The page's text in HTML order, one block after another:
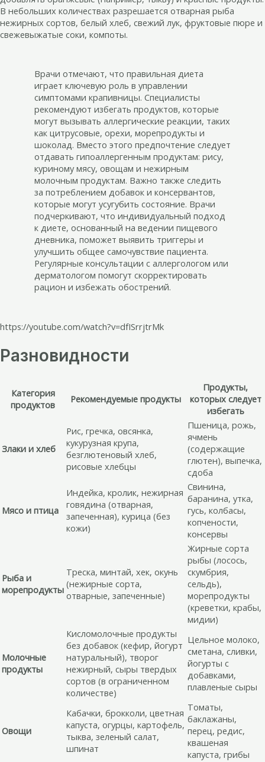
В небольших количествах разрешается отварная рыба
нежирных сортов, белый хлеб, свежий лук, фруктовые пюре и
свежевыжатые соки, компоты.
Врачи отмечают, что правильная диета
играет ключевую роль в управлении
симптомами крапивницы. Специалисты
рекомендуют избегать продуктов, которые
могут вызывать аллергические реакции, таких
как цитрусовые, орехи, морепродукты и
шоколад. Вместо этого предпочтение следует
отдавать гипоаллергенным продуктам: рису,
куриному мясу, овощам и нежирным
молочным продуктам. Важно также следить
за потреблением добавок и консервантов,
которые могут усугубить состояние. Врачи
подчеркивают, что индивидуальный подход
к диете, основанный на ведении пищевого
дневника, поможет выявить триггеры и
улучшить общее самочувствие пациента.
Регулярные консультации с аллергологом или
дерматологом помогут скорректировать
рацион и избежать обострений.
https://youtube.com/watch?v=dfISrrjtrMk
Разновидности
Категория
продуктов
Рекомендуемые продукты
Продукты,
которых следует
избегать
Злаки и хлеб
Рис, гречка, овсянка,
кукурузная крупа,
безглютеновый хлеб,
рисовые хлебцы
Пшеница, рожь,
ячмень
(содержащие
глютен), выпечка,
сдоба
Мясо и птица
Индейка, кролик, нежирная
говядина (отварная,
запеченная), курица (без
кожи)
Свинина,
баранина, утка,
гусь, колбасы,
копчености,
консервы
Рыба и
морепродукты
Треска, минтай, хек, окунь
(нежирные сорта,
отварные, запеченные)
Жирные сорта
рыбы (лосось,
скумбрия,
сельдь),
морепродукты
(креветки, крабы,
мидии)
Молочные
продукты
Кисломолочные продукты
без добавок (кефир, йогурт
натуральный), творог
нежирный, сыры твердых
сортов (в ограниченном
количестве)
Цельное молоко,
сметана, сливки,
йогурты с
добавками,
плавленые сыры
Овощи
Кабачки, брокколи, цветная
капуста, огурцы, картофель,
тыква, зеленый салат,
шпинат
Томаты,
баклажаны,
перец, редис,
квашеная
капуста, грибы